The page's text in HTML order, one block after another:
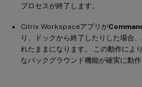
プロセスが終了します。
Citrix Workspaceアプリが
り、ドックから終了したりした場合
れたままになります。 この動作によ
なバックグラウンド機能が確実に動作